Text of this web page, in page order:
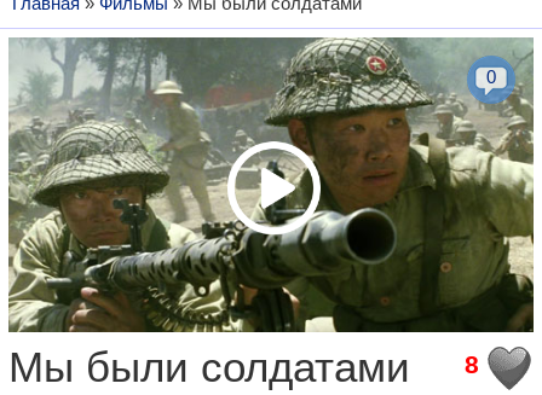
0
8
Мы были солдатами